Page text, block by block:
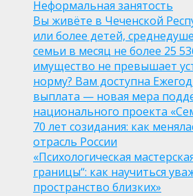
Неформальная занятость
Вы живёте в Чеченской
или более детей,
семьи в месяц не более 25
имущество не превышает
норму? Вам доступна
выплата — новая мера
национального проекта
70 лет созидания: как
отрасль России
«Психологическая
границы“: как научиться
пространство близких»